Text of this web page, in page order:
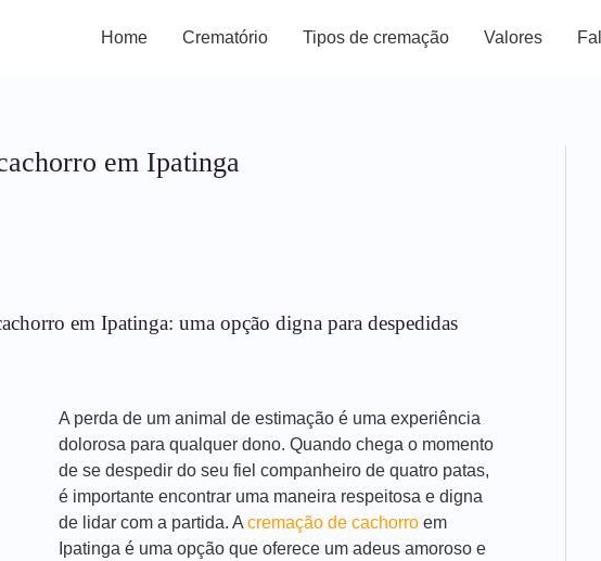
Home Crematório Tipos de cremação Valores
em Ipatinga
em Ipatinga: uma opção digna para despedidas
A perda de um animal de estimação é uma experiência
dolorosa para qualquer dono. Quando chega o momento
de se despedir do seu fiel companheiro de quatro patas,
é importante encontrar uma maneira respeitosa e digna
de lidar com a partida. A cremação de cachorro em
Ipatinga é uma opção que oferece um adeus amoroso e